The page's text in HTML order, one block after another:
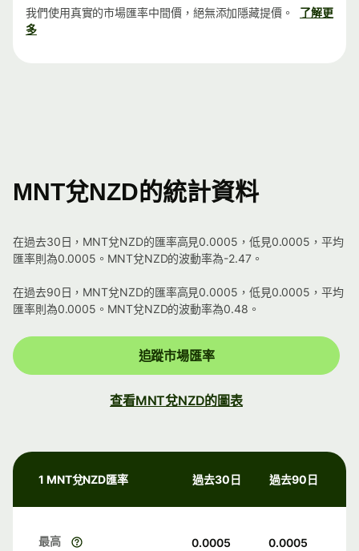
我們使用真實的市場匯率中間價，絕無添加隱藏提價。
了解更
多
MNT兌NZD的統計資料
在過去30日，MNT兌NZD的匯率高見0.0005，低見0.0005，平均
匯率則為0.0005。MNT兌NZD的波動率為-2.47。
在過去90日，MNT兌NZD的匯率高見0.0005，低見0.0005，平均
匯率則為0.0005。MNT兌NZD的波動率為0.48。
追蹤市場匯率
查看MNT兌NZD的圖表
1 MNT兌NZD匯率 過去30日 過去90日
最高 0.0005 0.0005